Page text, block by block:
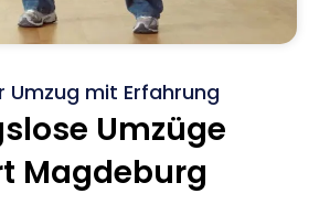
Umzug mit Erfahrung
Umzüge
Magdeburg